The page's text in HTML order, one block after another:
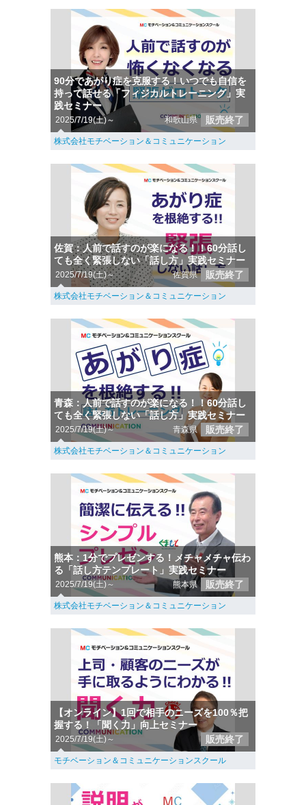
90分であがり症を克服する！いつでも自信を
持って話せる「フィジカルトレーニング」実
践セミナー
2025/7/19(土)～ 和歌山県 販売終了
株式会社モチベーション＆コミュニケーション
佐賀：人前で話すのが楽になる！！60分話し
ても全く緊張しない「話し方」実践セミナー
2025/7/19(土)～ 佐賀県 販売終了
株式会社モチベーション＆コミュニケーション
青森：人前で話すのが楽になる！！60分話し
ても全く緊張しない「話し方」実践セミナー
2025/7/19(土)～ 青森県 販売終了
株式会社モチベーション＆コミュニケーション
熊本：1分でプレゼンする！メチャメチャ伝わ
る「話し方テンプレート」実践セミナー
2025/7/19(土)～ 熊本県 販売終了
株式会社モチベーション＆コミュニケーション
【オンライン】1回で相手のニーズを100％把
握する！「聞く力」向上セミナー
2025/7/19(土)～ 販売終了
モチベーション＆コミュニケーションスクール